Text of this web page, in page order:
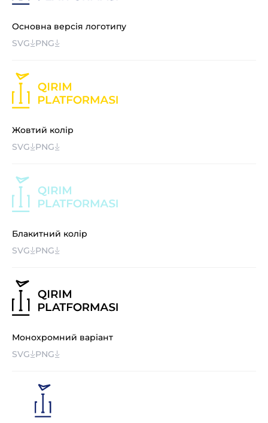
Основна версія логотипу
SVG
PNG
Жовтий колір
SVG
PNG
Блакитний колір
SVG
PNG
Монохромний варіант
SVG
PNG